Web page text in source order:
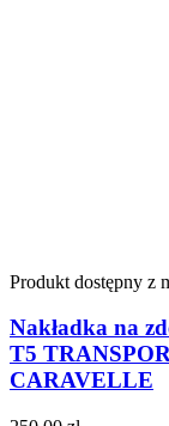
Produkt dostępny z
Nakładka na
T5
CARAVELLE